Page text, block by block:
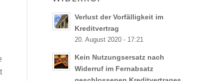
Verlust der Vorfälligkeit im
Kreditvertrag
20. August 2020 - 17:21
Kein Nutzungsersatz nach
Widerruf im Fernabsatz